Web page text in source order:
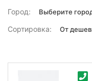
Город:
Сортировка: